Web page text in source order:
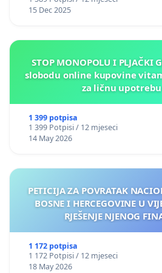
15 Dec 2025
STOP MONOPOLU I PLJAČKI
slobodu online kupovine
za ličnu upotrebu
1 399 potpisa
1 399 Potpisi / 12 mjeseci
14 May 2026
PETICIJA ZA POVRATAK
BOSNE I HERCEGOVINE U
RJEŠENJE NJENOG
1 172 potpisa
1 172 Potpisi / 12 mjeseci
18 May 2026